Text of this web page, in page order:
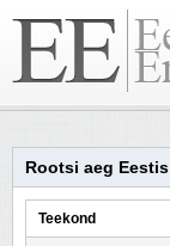
Rootsi aeg Eestis
Teekond